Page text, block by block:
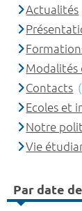
Actualités
Modalités
Contacts
Ecoles et
Notre
Vie
Par date